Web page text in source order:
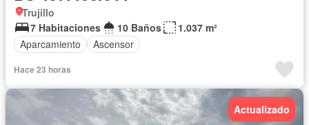
Trujillo
7 Habitaciones
10 Baños
1.037 m²
Aparcamiento
Ascensor
Hace 23 horas
Actualizado